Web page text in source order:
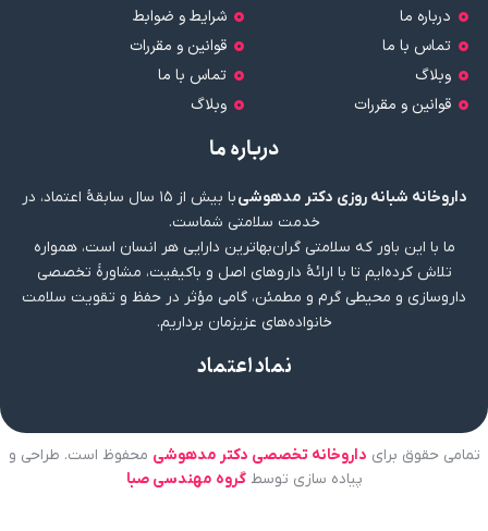
درباره ما
تماس با ما
وبلاگ
قوانین و مقررات
شرایط و ضوابط
قوانین و مقررات
تماس با ما
وبلاگ
درباره ما
داروخانه شبانه روزی دکتر مدهوشی
با بیش از ۱۵ سال سابقهٔ اعتماد، در
خدمت سلامتی شماست.
ما با این باور که سلامتی گران‌بهاترین دارایی هر انسان است، همواره
تلاش کرده‌ایم تا با ارائهٔ داروهای اصل و باکیفیت، مشاورهٔ تخصصی
داروسازی و محیطی گرم و مطمئن، گامی مؤثر در حفظ و تقویت سلامت
خانواده‌های عزیزمان برداریم.
نماد اعتماد
تمامی حقوق برای داروخانه تخصصی دکتر مدهوشی محفوظ است. طراحی و
پیاده سازی توسطگروه مهندسی صبا